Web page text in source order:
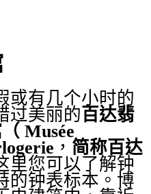
或有几个小时的
过美丽的 百达翡
Musée
， 简称百达
里您可以了解钟
的钟表标本。博